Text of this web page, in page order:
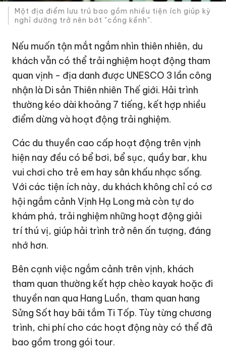
Một địa điểm lưu trú bao gồm nhiều tiện ích giúp kỳ
nghỉ dưỡng trở nên bớt "cồng kềnh".
Nếu muốn tận mắt ngắm nhìn thiên nhiên, du
khách vẫn có thể trải nghiệm hoạt động tham
quan vịnh - địa danh được UNESCO 3 lần công
nhận là Di sản Thiên nhiên Thế giới. Hải trình
thường kéo dài khoảng 7 tiếng, kết hợp nhiều
điểm dừng và hoạt động trải nghiệm.
Các du thuyền cao cấp hoạt động trên vịnh
hiện nay đều có bể bơi, bể sục, quầy bar, khu
vui chơi cho trẻ em hay sân khấu nhạc sống.
Với các tiện ích này, du khách không chỉ có cơ
hội ngắm cảnh Vịnh Hạ Long mà còn tự do
khám phá, trải nghiệm những hoạt động giải
trí thú vị, giúp hải trình trở nên ấn tượng, đáng
nhớ hơn.
Bên cạnh việc ngắm cảnh trên vịnh, khách
tham quan thường kết hợp chèo kayak hoặc đi
thuyền nan qua Hang Luồn, tham quan hang
Sửng Sốt hay bãi tắm Ti Tốp. Tùy từng chương
trình, chi phí cho các hoạt động này có thể đã
bao gồm trong gói tour.